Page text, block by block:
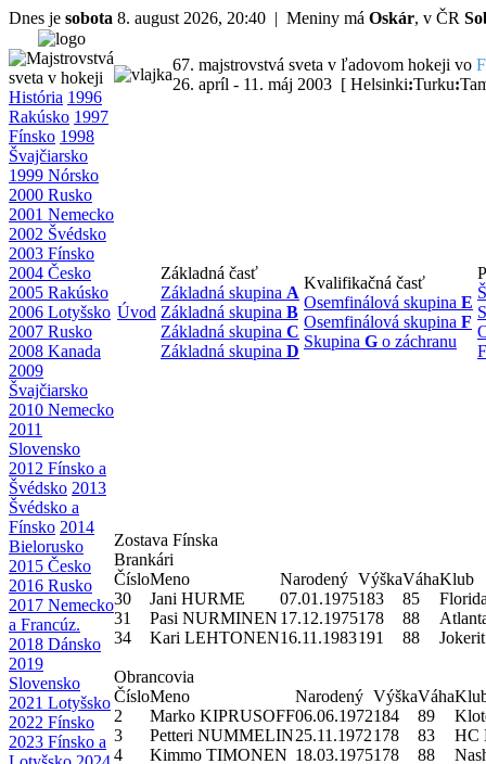
Dnes je sobota 8. august 2026, 20:40 | Meniny má Oskár, v ČR
História 1996
Rakúsko 1997
Fínsko 1998
Švajčiarsko
1999 Nórsko
2000 Rusko
2001 Nemecko
2002 Švédsko
2003 Fínsko
2004 Česko
2005 Rakúsko
2006 Lotyšsko
2007 Rusko
2008 Kanada
2009
Švajčiarsko
2010 Nemecko
2011
Slovensko
2012 Fínsko a
Švédsko 2013
Švédsko a
Fínsko 2014
Bielorusko
2015 Česko
2016 Rusko
2017 Nemecko
a Francúz.
2018 Dánsko
2019
Slovensko
2021 Lotyšsko
2022 Fínsko
2023 Fínsko a
67. majstrovstvá sveta v ľadovom hokeji vo
26. apríl - 11. máj 2003 [ Helsinki:Turku:
Úvod
Základná časť
Základná skupina A
Základná skupina B
Základná skupina C
Základná skupina D
Kvalifikačná časť
Osemfinálová skupina E
Osemfinálová skupina F
Skupina G o záchranu
Zostava Fínska
Brankári
ČísloMeno Narodený VýškaVáhaKlub
30
Jani HURME 07.01.1975183 85
31
Pasi NURMINEN 17.12.1975178 88
34
Kari LEHTONEN16.11.1983191 88
Obrancovia
ČísloMeno Narodený VýškaVáha
2
Marko KIPRUSOFF06.06.1972184 89
3
Petteri NUMMELIN25.11.1972178 83
HC
4
Kimmo TIMONEN 18.03.1975178 88